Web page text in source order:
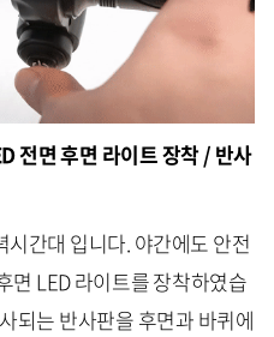
전면 후면 라이트 장착 / 반사
간대 입니다. 야간에도 안전
면 LED 라이트를 장착하였습
되는 반사판을 후면과 바퀴에